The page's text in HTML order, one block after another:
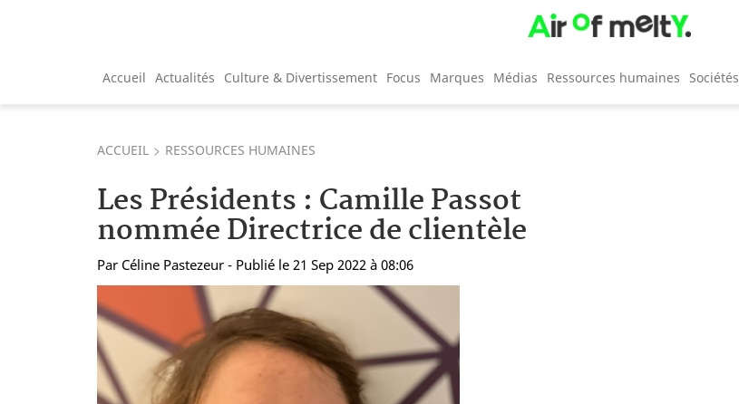
Accueil Actualités Culture & Divertissement Focus Marques Médias Ressources humaines Sociétés
ACCUEIL RESSOURCES HUMAINES
Les Présidents : Camille Passot
nommée Directrice de clientèle
Par Céline Pastezeur - Publié le 21 Sep 2022 à 08:06